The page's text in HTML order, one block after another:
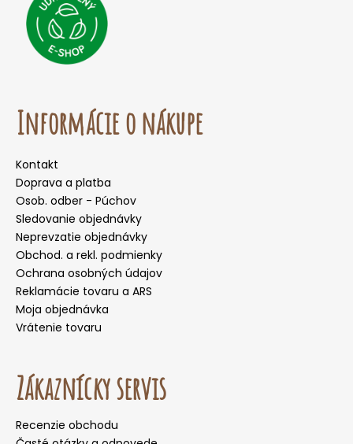
Informácie o nákupe
Kontakt
Doprava a platba
Osob. odber - Púchov
Sledovanie objednávky
Neprevzatie objednávky
Obchod. a rekl. podmienky
Ochrana osobných údajov
Reklamácie tovaru a ARS
Moja objednávka
Vrátenie tovaru
Zákaznícky servis
Recenzie obchodu